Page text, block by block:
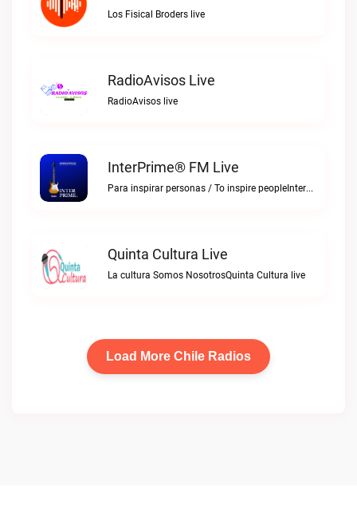
Los Fisical Broders live
RadioAvisos Live
RadioAvisos live
InterPrime® FM Live
Para inspirar personas / To inspire peopleInterPrime® FM live
Quinta Cultura Live
La cultura Somos NosotrosQuinta Cultura live
Load More Chile Radios